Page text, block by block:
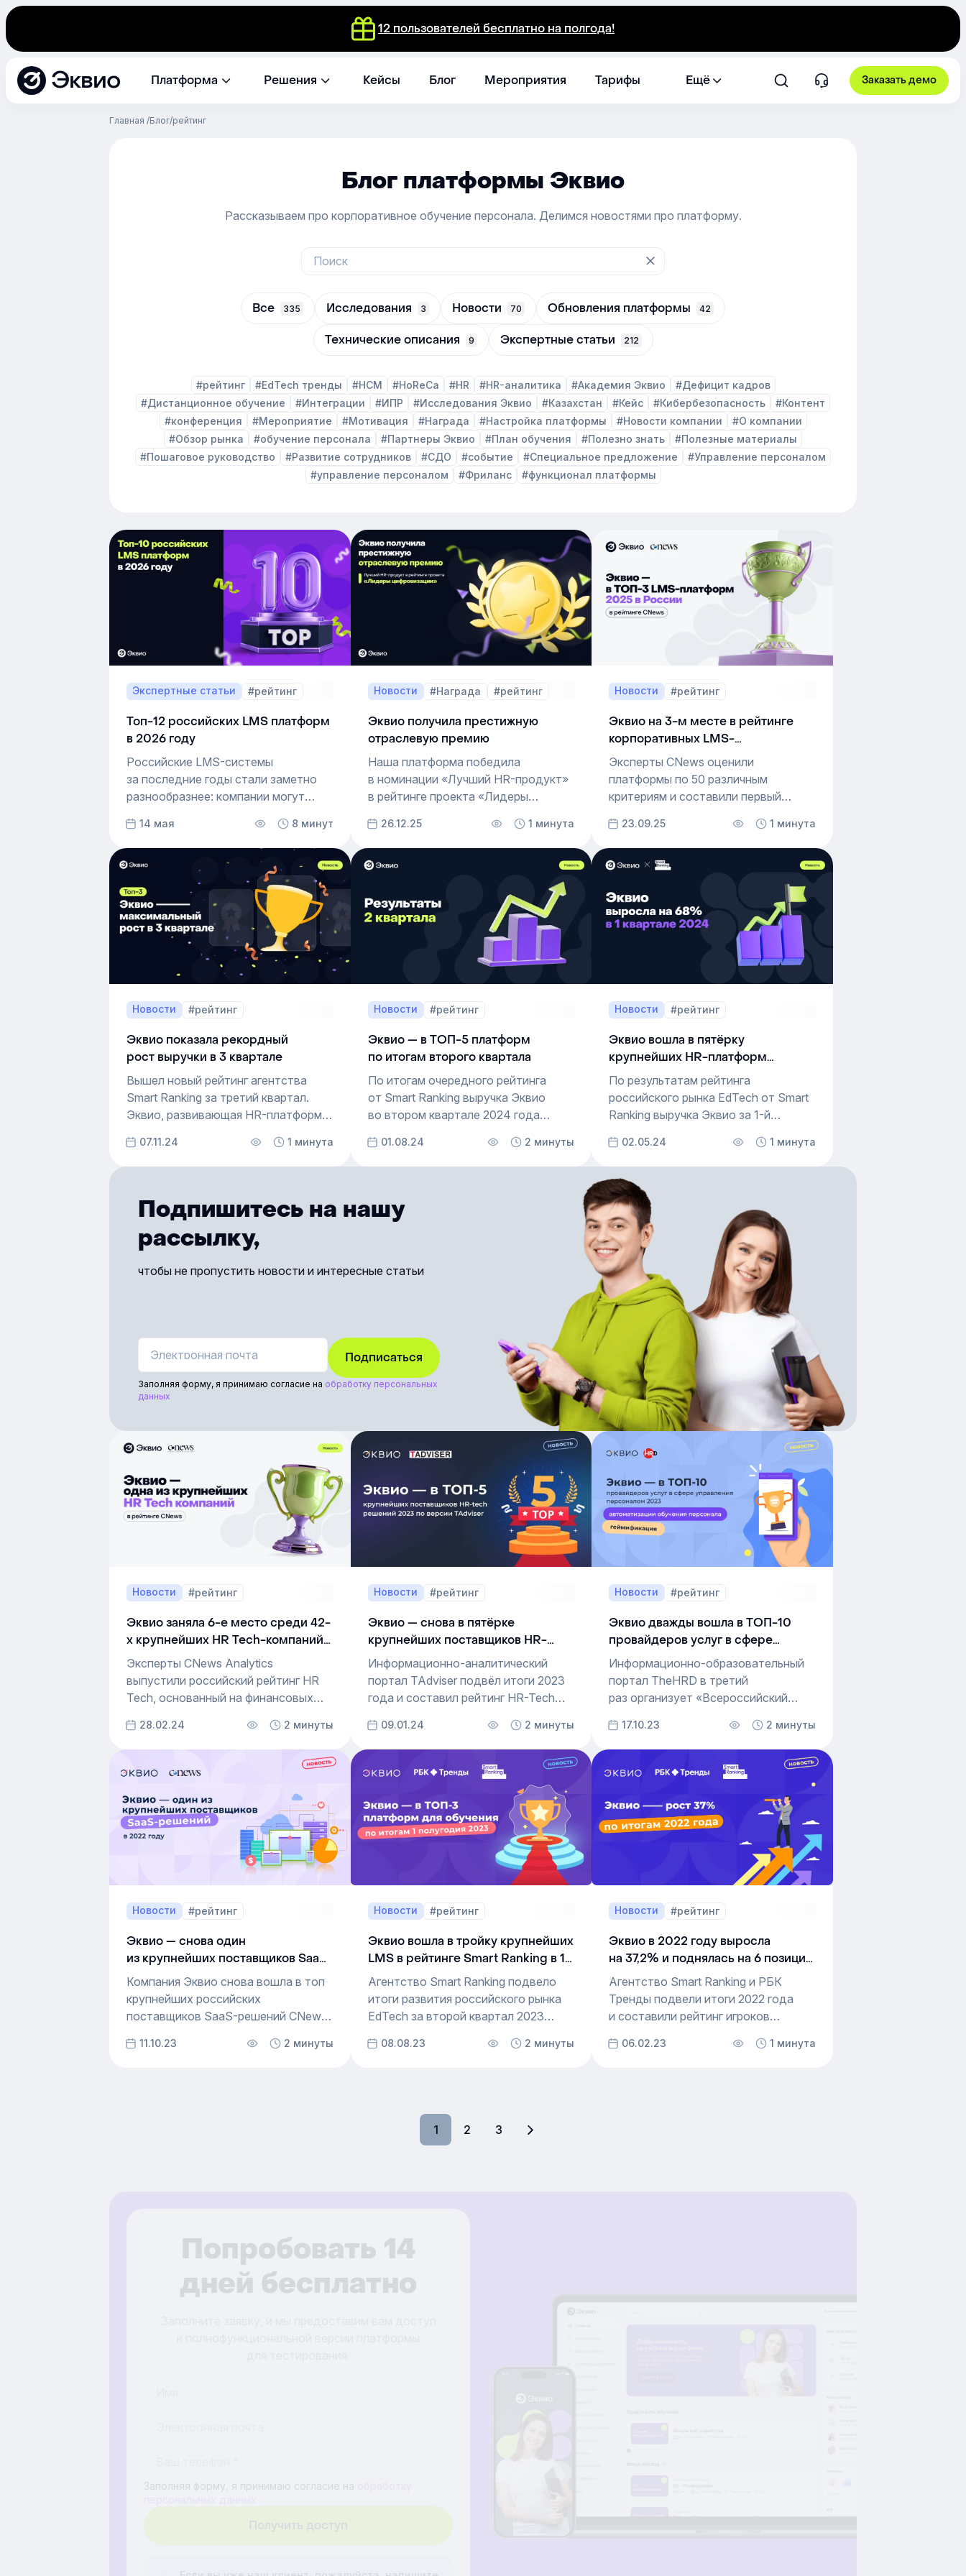
12 пользователей бесплатно на полгода!
Эквио Платформа Решения Кейсы Блог Мероприятия Тарифы Ещё Заказать демо
Главная Блог рейтинг
Блог платформы Эквио
Рассказываем про корпоративное обучение персонала. Делимся новостями про платформу.
Все 335 Исследования 3 Новости 70 Обновления платформы 42
Технические описания 9 Экспертные статьи 212
#рейтинг #EdTech тренды #HCM #HoReCa #HR #HR-аналитика #Академия Эквио
#Дефицит кадров
#Дистанционное обучение
#Интеграции #ИПР #Исследования Эквио #Казахстан #Кейс #Кибербезопасность
#Контент
#конференция
#Мероприятие #Мотивация #Награда #Настройка платформы #Новости компании
#О компании
#Обзор рынка
#обучение персонала #Партнеры Эквио #План обучения #Полезно знать
#Полезные материалы
#Пошаговое руководство
#Развитие сотрудников #СДО #событие #Специальное предложение
#Управление персоналом
#управление персоналом
#Фриланс #функционал платформы
Экспертные статьи #рейтинг
Топ-12 российских LMS платформ
в 2026 году
Российские LMS-системы
за последние годы стали заметно
разнообразнее: компании могут
формат обучения, структуру
команды и внутренние процессы
бизнеса. Многие современные hr-
платформы уже выходят за рамки
обычных курсов и тестов.
Ниже — решения с разным
подходом к обучению сотрудников:
от мобильных сервисов
для микрообучения до систем, где
эйчар-платформа помогает
выстраивать адаптацию,
внутренние коммуникации
и корпоративное обучение внутри
одной среды.
14 мая 8 минут
Новости #Награда #рейтинг
Эквио получила престижную
отраслевую премию
Наша платформа победила
в номинации «Лучший HR-продукт»
в рейтинге проекта «Лидеры
вклад российских компаний
в цифровую трансформацию
бизнеса.
26.12.25 1 минута
Новости #рейтинг
Эквио на 3-м месте в рейтинге
корпоративных LMS-
платформ-2025
Эксперты CNews оценили
платформы по 50 различным
критериям и составили первый
для корпоративного обучения.
23.09.25 1 минута
Новости #рейтинг
Эквио показала рекордный
рост выручки в 3 квартале
Вышел новый рейтинг агентства
Smart Ranking за третий квартал.
Эквио, развивающая HR-платформу
персонала и корпоративного
обучения, заняла третье место
платформ.
07.11.24 1 минута
Новости #рейтинг
Эквио — в ТОП-5 платформ
по итогам второго квартала
По итогам очередного рейтинга
от Smart Ranking выручка Эквио
во втором квартале 2024 года
по сравнению с аналогичным
периодом прошлого года и в
123 млн рублей.
01.08.24 2 минуты
Новости #рейтинг
Эквио вошла в пятёрку
крупнейших HR-платформ
и показала самый активный рост в
1 квартале 2024
По результатам рейтинга
российского рынка EdTech от Smart
Ranking выручка Эквио за 1-й
по сравнению с аналогичным
периодом прошлого года. Это
более чем в три раза выше, чем
средний показатель
среди разработчиков ПО
для корпоративного обучения.
02.05.24 1 минута
Подпишитесь на нашу
рассылку,
чтобы не пропустить новости и интересные статьи
Заполняя форму, я принимаю согласие на обработку персональных
данных
Новости #рейтинг
Эквио заняла 6-е место среди 42-
х крупнейших HR Tech-компаний
в рейтинге CNews
Эксперты CNews Analytics
выпустили российский рейтинг HR
Tech, основанный на финансовых
платформы для корпоративного
онлайн-обучения Эквио в 2022 году
составила 514 млн рублей вместо
выручки достиг 37%.
28.02.24 2 минуты
Новости #рейтинг
Эквио — снова в пятёрке
крупнейших поставщиков HR-
Tech решений
Информационно-аналитический
портал TAdviser подвёл итоги 2023
года и составил рейтинг HR-Tech
выручки за 2022 год. Платформа
Эквио снова вошла в топ-5
крупнейших компаний наряду
с Mirapolis, Молга Консалтинг, Поток
и Websoft. Выручка Эквио
увеличилась на 37% и превысила
514 млн рублей.
09.01.24 2 минуты
Новости #рейтинг
Эквио дважды вошла в ТОП-10
провайдеров услуг в сфере
управления персоналом 2023
от TheHRD
Информационно-образовательный
портал TheHRD в третий
раз организует «Всероссийский
управления персоналом 2023». Его
цель — определить самых
популярных игроков рынка
среди заказчиков услуг. В этом году
места сразу в двух номинациях —
геймификация и автоматизации
обучения персонала — заняла
российская онлайн-платформа
для корпоративного обучения
Эквио.
17.10.23 2 минуты
Новости #рейтинг
Эквио — снова один
из крупнейших поставщиков SaaS
по версии CNews Analytics
Компания Эквио снова вошла в топ
крупнейших российских
поставщиков SaaS-решений CNews,
финансовых показателей компаний.
11.10.23 2 минуты
Новости #рейтинг
Эквио вошла в тройку крупнейших
LMS в рейтинге Smart Ranking в 1
полугодии 2023
Агентство Smart Ranking подвело
итоги развития российского рынка
EdTech за второй квартал 2023
выросла на 27,5% за первое
для корпоративного онлайн-
обучения Эквио.
08.08.23 2 минуты
Новости #рейтинг
Эквио в 2022 году выросла
на 37,2% и поднялась на 6 позиций
в рейтинге EdTech
Агентство Smart Ranking и РБК
Тренды подвели итоги 2022 года
и составили рейтинг игроков
рост в 2 раза больше рынка – 37,2%
06.02.23 1 минута
1 2 3
Попробовать 14
дней бесплатно
Заполняя форму, я принимаю согласие на